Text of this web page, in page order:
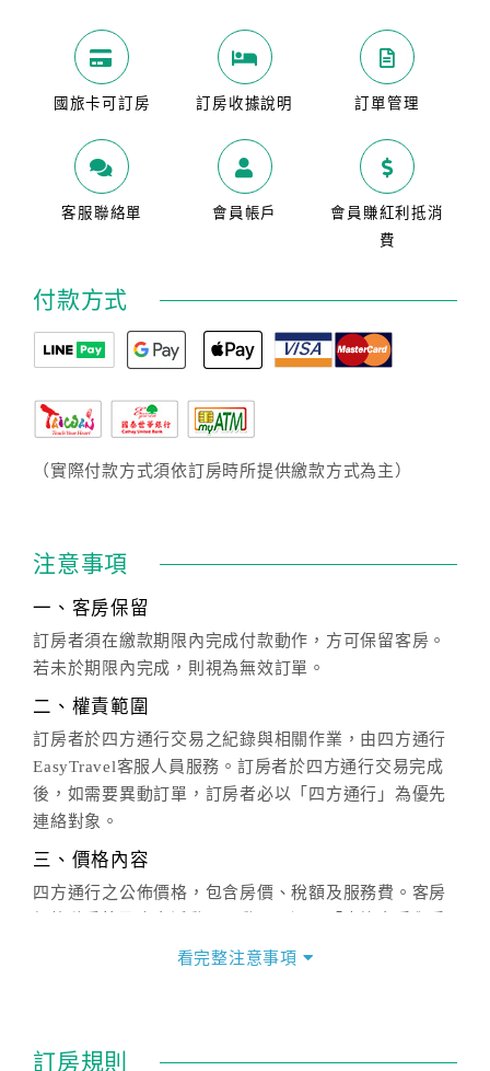
國旅卡可訂房 訂房收據說明 訂單管理
客服聯絡單 會員帳戶
會員賺紅利抵消
費
付款方式
（實際付款方式須依訂房時所提供繳款方式為主）
注意事項
一、客房保留
訂房者須在繳款期限內完成付款動作，方可保留客房。
若未於期限內完成，則視為無效訂單。
二、權責範圍
訂房者於四方通行交易之紀錄與相關作業，由四方通行
EasyTravel客服人員服務。訂房者於四方通行交易完成
後，如需要異動訂單，訂房者必以「四方通行」為優先
連絡對象。
三、價格內容
四方通行之公佈價格，包含房價、稅額及服務費。客房
價」之當日價格為標準。
通行「客服聯絡單」提出申辦，四方通行
看完整注意事項
訂房規則